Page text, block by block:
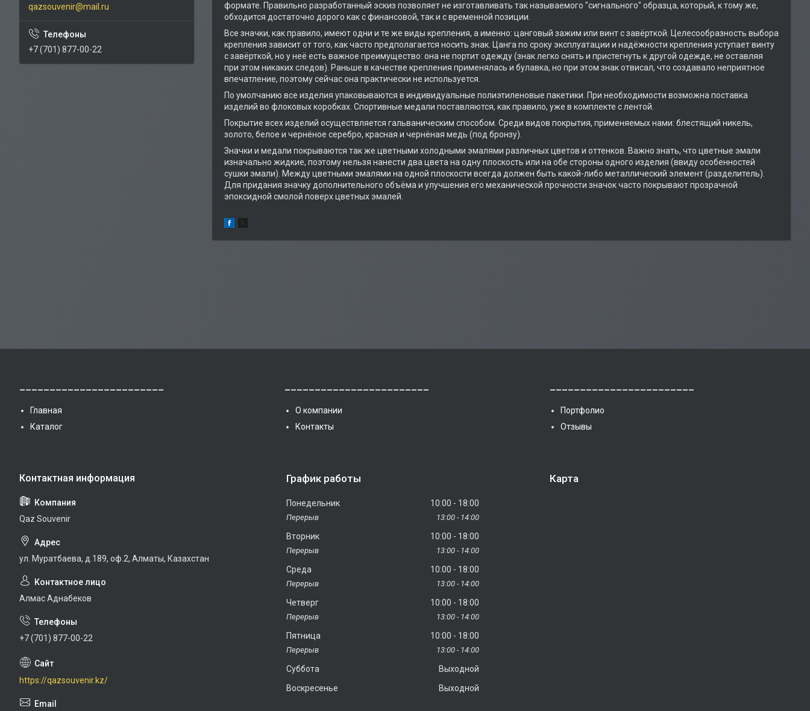
формате. Правильно разработанный эскиз позволяет не изготавливать так называемого "сигнального" образца, который, к тому же,
обходится достаточно дорого как с финансовой, так и с временной позиции.
Все значки, как правило, имеют одни и те же виды крепления, а именно: цанговый зажим или винт с завёрткой. Целесообразность выбора
крепления зависит от того, как часто предполагается носить знак. Цанга по сроку эксплуатации и надёжности крепления уступает винту
с завёрткой, но у неё есть важное преимущество: она не портит одежду (знак легко снять и пристегнуть к другой одежде, не оставляя
при этом никаких следов). Раньше в качестве крепления применялась и булавка, но при этом знак отвисал, что создавало неприятное
впечатление, поэтому сейчас она практически не используется.
По умолчанию все изделия упаковываются в индивидуальные полиэтиленовые пакетики. При необходимости возможна поставка
изделий во флоковых коробках. Спортивные медали поставляются, как правило, уже в комплекте с лентой.
Покрытие всех изделий осуществляется гальваническим способом. Среди видов покрытия, применяемых нами: блестящий никель,
золото, белое и чернёное серебро, красная и чернёная медь (под бронзу).
Значки и медали покрываются так же цветными холодными эмалями различных цветов и оттенков. Важно знать, что цветные эмали
изначально жидкие, поэтому нельзя нанести два цвета на одну плоскость или на обе стороны одного изделия (ввиду особенностей
сушки эмали). Между цветными эмалями на одной плоскости всегда должен быть какой-либо металлический элемент (разделитель).
Для придания значку дополнительного объёма и улучшения его механической прочности значок часто покрывают прозрачной
эпоксидной смолой поверх цветных эмалей.
qazsouvenir@mail.ru
+7 (701) 877-00-22
Главная
Каталог
О компании
Контакты
Портфолио
Отзывы
Qaz Souvenir
ул. Муратбаева, д.189, оф.2, Алматы, Казахстан
Алмас Аднабеков
+7 (701) 877-00-22
https://qazsouvenir.kz/
График работы
Понедельник 10:00 18:00
13:00 14:00
Вторник 10:00 18:00
13:00 14:00
Среда 10:00 18:00
13:00 14:00
Четверг 10:00 18:00
13:00 14:00
Пятница 10:00 18:00
13:00 14:00
Суббота
Выходной
Воскресенье
Выходной
Карта